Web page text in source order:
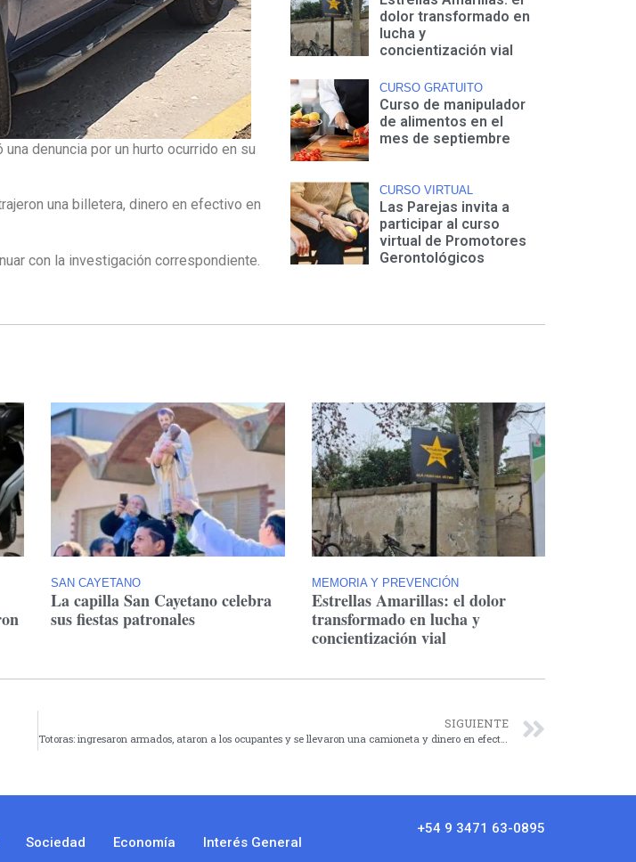
denuncia por un hurto ocurrido en su
una billetera, dinero en efectivo en
con la investigación correspondiente.
dolor transformado en
lucha y
concientización vial
CURSO GRATUITO
Curso de manipulador
de alimentos en el
mes de septiembre
CURSO VIRTUAL
Las Parejas invita a
participar al curso
virtual de Promotores
Gerontológicos
SAN CAYETANO
La capilla San Cayetano celebra
sus fiestas patronales
MEMORIA Y PREVENCIÓN
Estrellas Amarillas: el dolor
transformado en lucha y
concientización vial
SIGUIENTE
Totoras: ingresaron armados, ataron a los ocupantes y se llevaron una camioneta y dinero en efectivo
Sociedad Economía Interés General
+54 9 3471 63-0895